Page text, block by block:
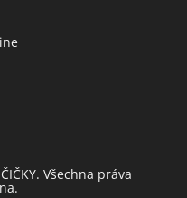
Všechna práva